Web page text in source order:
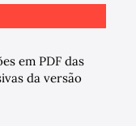
em PDF das
da versão